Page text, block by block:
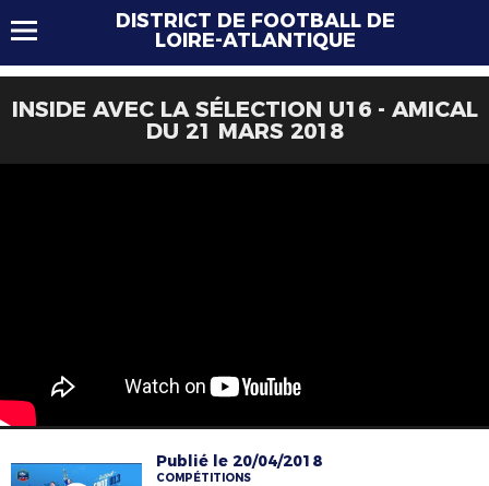
DISTRICT DE FOOTBALL DE
LOIRE-ATLANTIQUE
INSIDE AVEC LA SÉLECTION U16 - AMICAL
DU 21 MARS 2018
Publié le 20/04/2018
COMPÉTITIONS